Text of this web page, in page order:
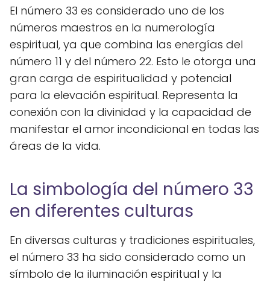
El número 33 es considerado uno de los
números maestros en la numerología
espiritual, ya que combina las energías del
número 11 y del número 22. Esto le otorga una
gran carga de espiritualidad y potencial
para la elevación espiritual. Representa la
conexión con la divinidad y la capacidad de
manifestar el amor incondicional en todas las
áreas de la vida.
La simbología del número 33
en diferentes culturas
En diversas culturas y tradiciones espirituales,
el número 33 ha sido considerado como un
símbolo de la iluminación espiritual y la